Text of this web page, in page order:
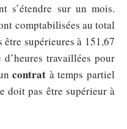
s’étendre sur un mois.
comptabilisées au total
supérieures à 151,67
travaillées pour
contrat à temps partiel
doit pas être supérieur à